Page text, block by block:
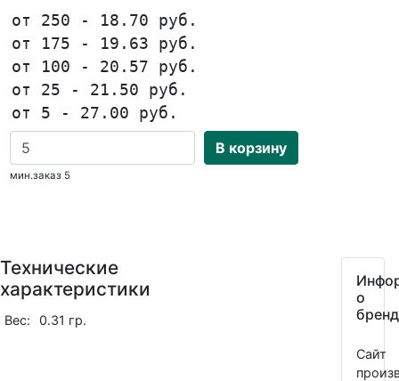
от 250 - 18.70 руб.
от 175 - 19.63 руб.
от 100 - 20.57 руб.
от 25 - 21.50 руб.
от 5 - 27.00 руб.
В корзину
мин.заказ 5
Технические
характеристики
Вес: 0.31 гр.
о
Сайт